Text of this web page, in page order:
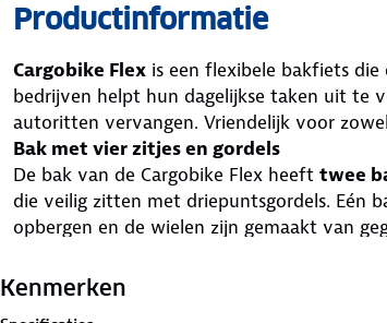
Productinformatie
Cargobike Flex is een flexibele bakfiets
bedrijven helpt hun dagelijkse taken uit te
autoritten vervangen. Vriendelijk voor
Bak met vier zitjes en gordels
De bak van de Cargobike Flex heeft twee
die veilig zitten met driepuntsgordels. Eén
opbergen en de wielen zijn gemaakt van
Achterwielmotor
Kenmerken